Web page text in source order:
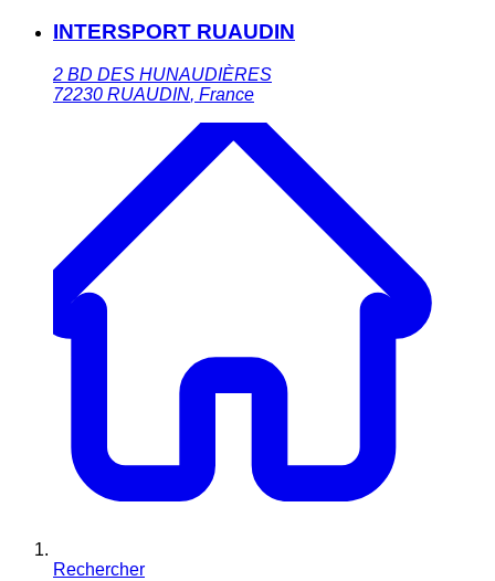
INTERSPORT RUAUDIN
2 BD DES HUNAUDIÈRES
72230 RUAUDIN, France
Rechercher